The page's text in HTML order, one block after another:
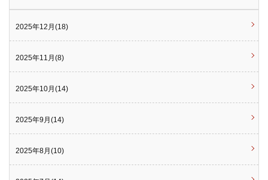
2025年12月(18)
2025年11月(8)
2025年10月(14)
2025年9月(14)
2025年8月(10)